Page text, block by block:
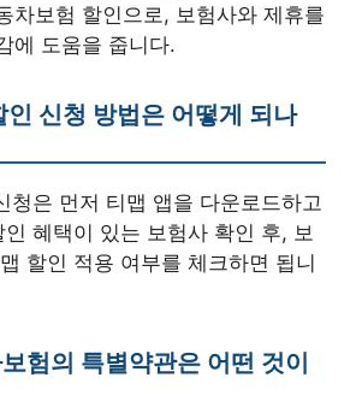
차보험 할인으로, 보험사와 제휴를
에 도움을 줍니다.
신청 방법은 어떻게 되나
청은 먼저 티맵 앱을 다운로드하고
혜택이 있는 보험사 확인 후, 보
할인 적용 여부를 체크하면 됩니
험의 특별약관은 어떤 것이